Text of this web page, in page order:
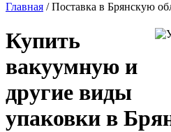
Главная /Поставка в Брянскую
Купить
вакуумную и
другие виды
упаковки в